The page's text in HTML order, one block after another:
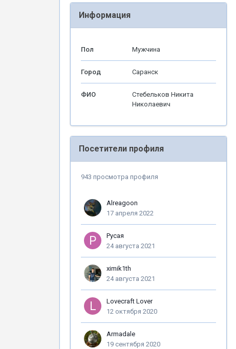
Информация
Пол Мужчина
Город Саранск
ФИО
Стебельков Никита
Николаевич
Посетители профиля
943 просмотра профиля
Alreagoon
17 апреля 2022
Русая
24 августа 2021
ximik1th
24 августа 2021
Lovecraft Lover
12 октября 2020
Armadale
19 сентября 2020